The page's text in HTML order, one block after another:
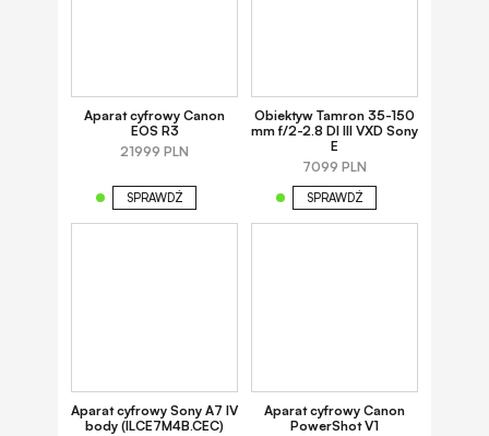
Aparat cyfrowy Canon
EOS R3
21999 PLN
SPRAWDŹ
Obiektyw Tamron 35-150
mm f/2-2.8 DI III VXD Sony
E
7099 PLN
SPRAWDŹ
Aparat cyfrowy Sony A7 IV
body (ILCE7M4B.CEC)
Aparat cyfrowy Canon
PowerShot V1